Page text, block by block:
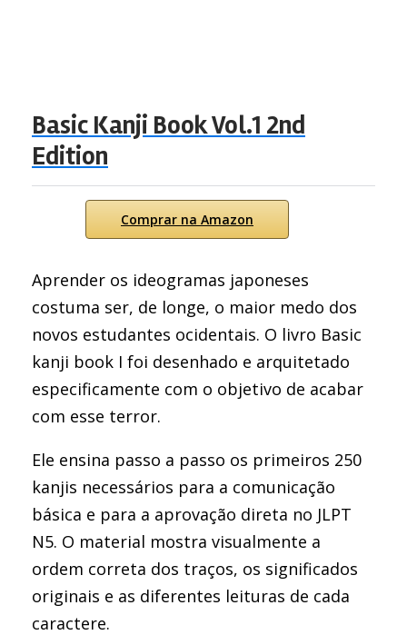
Basic Kanji Book Vol.1 2nd
Edition
Comprar na Amazon
Aprender os ideogramas japoneses
costuma ser, de longe, o maior medo dos
novos estudantes ocidentais. O livro Basic
kanji book I foi desenhado e arquitetado
especificamente com o objetivo de acabar
com esse terror.
Ele ensina passo a passo os primeiros 250
kanjis necessários para a comunicação
básica e para a aprovação direta no JLPT
N5. O material mostra visualmente a
ordem correta dos traços, os significados
originais e as diferentes leituras de cada
caractere.